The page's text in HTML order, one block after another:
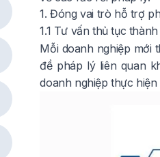
1. Đóng vai trò hỗ trợ
1.1 Tư vấn thủ tục
Mỗi doanh nghiệp mới
đề pháp lý liên quan
doanh nghiệp thực